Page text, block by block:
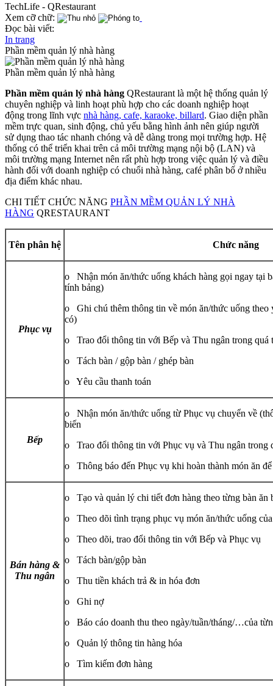
TechLife - QRestaurant
Xem cỡ chữ:
Đọc bài viết:
In trang
Phần mềm quản lý nhà hàng
Phần mềm quản lý nhà hàng
Phần mềm quản lý nhà hàng QRestaurant là một hệ thống quản lý
chuyên nghiệp và linh hoạt phù hợp cho các doanh nghiệp hoạt
động trong lĩnh vực nhà hàng, cafe, karaoke, billard. Giao diện phần
mềm trực quan, sinh động, chủ yếu bằng hình ảnh nên giúp người
sử dụng thao tác nhanh chóng và dễ dàng trong mọi trường hợp. Hệ
thống có thể triển khai trên cả môi trường mạng nội bộ (LAN) và
môi trường mạng Internet nên rất phù hợp trong việc quản lý và điều
hành đối với doanh nghiệp có chuổi nhà hàng, café phân bố ở nhiều
địa điểm khác nhau.
CHI TIẾT CHỨC NĂNG PHẦN MỀM QUẢN LÝ NHÀ
HÀNG QRESTAURANT
Tên phân hệ Chức năng
Phục vụ
o Nhận món ăn/thức uống khách hàng gọi ngay tại
tính bảng)
o Ghi chú thêm thông tin về món ăn/thức uống theo
có)
o Trao đổi thông tin với Bếp và Thu ngân trong quá
o Tách bàn / gộp bàn / ghép bàn
o Yêu cầu thanh toán
Bếp
o Nhận món ăn/thức uống từ Phục vụ chuyển về
biến
o Trao đổi thông tin với Phục vụ và Thu ngân trong
o Thông báo đến Phục vụ khi hoàn thành món ăn
Bán hàng &
Thu ngân
o Tạo và quản lý chi tiết đơn hàng theo từng bàn ăn
o Theo dõi tình trạng phục vụ món ăn/thức uống
o Theo dõi, trao đổi thông tin với Bếp và Phục vụ
o Tách bàn/gộp bàn
o Thu tiền khách trả & in hóa đơn
o Ghi nợ
o Báo cáo doanh thu theo ngày/tuần/tháng/…của
o Quản lý thông tin hàng hóa
o Tìm kiếm đơn hàng